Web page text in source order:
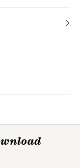
van ACT en Process
Jansen